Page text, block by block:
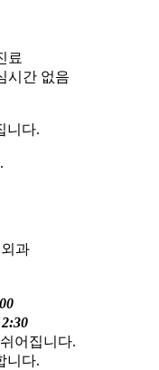
료
시간 없음
니다.
2:30
어집니다.
니다.